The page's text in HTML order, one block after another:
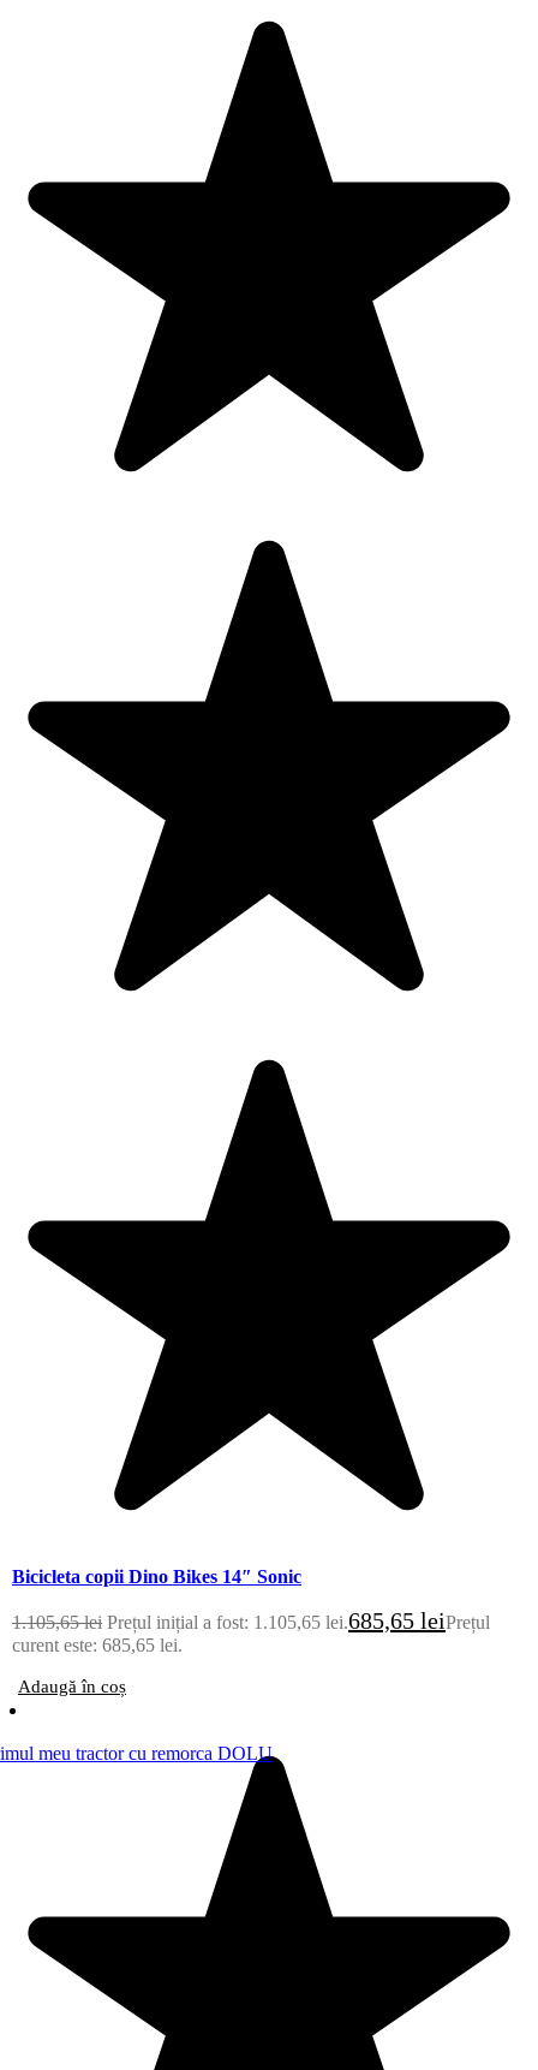
Bicicleta copii Dino Bikes 14″ Sonic
1.105,65lei Prețul inițial a fost: 1.105,65 lei.685,65 leiPrețul
curent este: 685,65 lei.
Adaugă în coș